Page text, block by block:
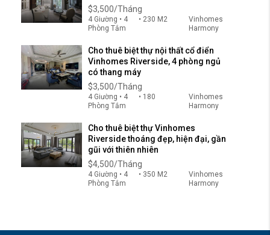
$3,500/Tháng
4 Giường • 4
Phòng Tắm
• 230 M2
Vinhomes
Harmony
Cho thuê biệt thự nội thất cổ điển
Vinhomes Riverside, 4 phòng ngủ
có thang máy
$3,500/Tháng
4 Giường • 4
Phòng Tắm
• 180
Vinhomes
Harmony
Cho thuê biệt thự Vinhomes
Riverside thoáng đẹp, hiện đại, gần
gũi với thiên nhiên
$4,500/Tháng
4 Giường • 4
Phòng Tắm
• 350 M2
Vinhomes
Harmony